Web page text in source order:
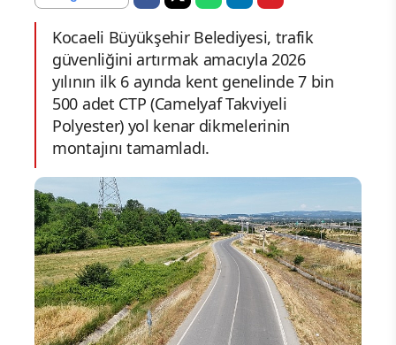
Kocaeli Büyükşehir Belediyesi, trafik
güvenliğini artırmak amacıyla 2026
yılının ilk 6 ayında kent genelinde 7 bin
500 adet CTP (Camelyaf Takviyeli
Polyester) yol kenar dikmelerinin
montajını tamamladı.